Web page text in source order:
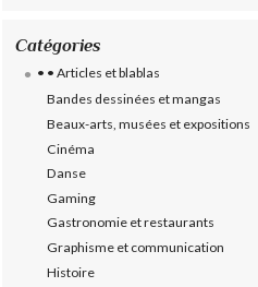
Catégories
• • Articles et blablas
Bandes dessinées et mangas
Beaux-arts, musées et expositions
Cinéma
Danse
Gaming
Gastronomie et restaurants
Graphisme et communication
Histoire